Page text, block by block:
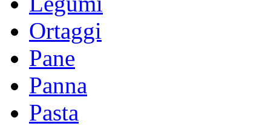
Ortaggi
Pane
Panna
Pasta